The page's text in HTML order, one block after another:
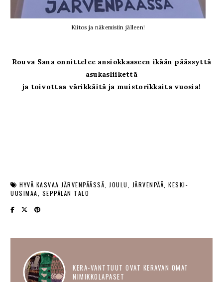
Kiitos ja näkemisiin jälleen!
Rouva Sana onnittelee ansiokkaaseen ikään päässyttä
asukasliikettä
ja toivottaa värikkäitä ja muistorikkaita vuosia!
HYVÄ KASVAA JÄRVENPÄÄSSÄ JOULU JÄRVENPÄÄ KESKI-
UUSIMAA
SEPPÄLÄN TALO
KERA-VANTTUUT OVAT KERAVAN OMAT
NIMIKKOLAPASET